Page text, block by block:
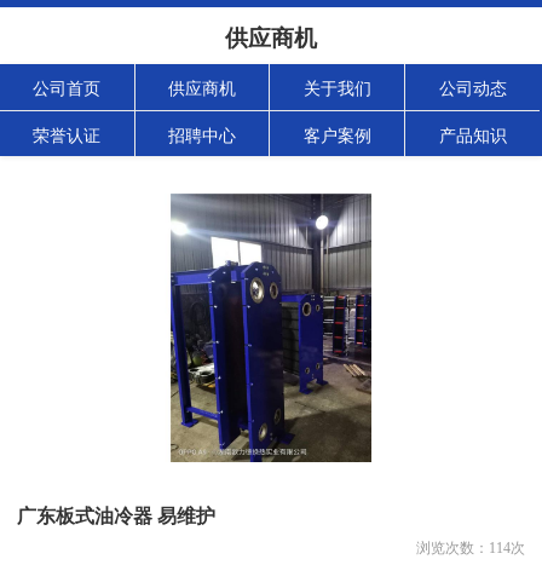
供应商机
公司首页 供应商机 关于我们 公司动态
荣誉认证 招聘中心 客户案例 产品知识
广东板式油冷器 易维护
浏览次数： 114次